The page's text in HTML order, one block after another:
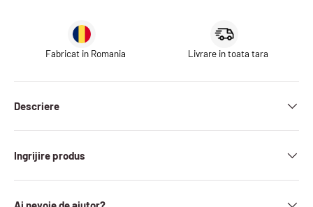
Fabricat in Romania Livrare in toata tara
Descriere
Ingrijire produs